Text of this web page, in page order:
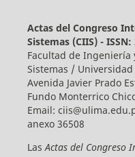
Actas del Congreso
Sistemas (CIIS) -
Facultad de
Sistemas / Universidad
Avenida Javier Prado
Fundo Monterrico
Email:
anexo 36508
Las Actas del Congreso